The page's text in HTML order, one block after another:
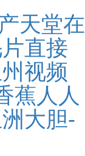
天堂在
直接
视频
蕉人人
大胆-